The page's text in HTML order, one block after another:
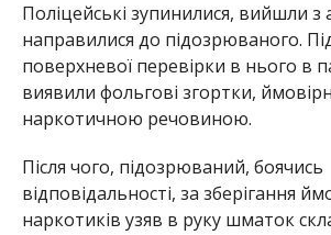
Поліцейські зупинилися, вийшли з
направилися до підозрюваного.
поверхневої перевірки в нього в
виявили фольгові згортки,
наркотичною речовиною.
Після чого, підозрюваний, боячись
відповідальності, за зберігання
наркотиків узяв в руку шматок